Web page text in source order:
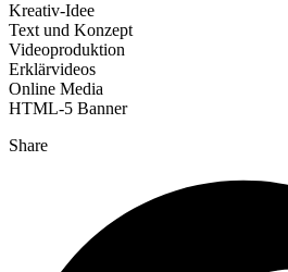
Kreativ-Idee
Text und Konzept
Videoproduktion
Erklärvideos
Online Media
HTML-5 Banner
Share